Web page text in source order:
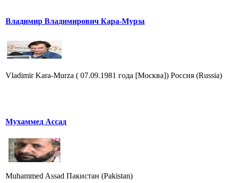
Владимир Владимирович Кара-Мурза
Vladimir Kara-Murza ( 07.09.1981 года [Москва]) Россия (Russia)
Мухаммед Ассад
Muhammed Assad Пакистан (Pakistan)